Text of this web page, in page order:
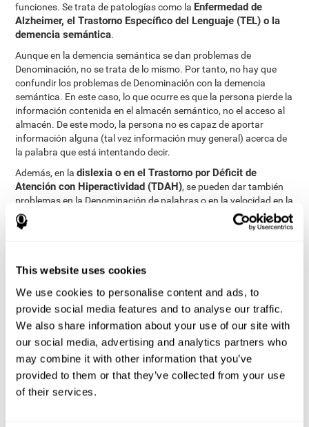
This website uses cookies
We use cookies to personalise content and ads, to
provide social media features and to analyse our traffic.
We also share information about your use of our site with
our social media, advertising and analytics partners who
may combine it with other information that you’ve
provided to them or that they’ve collected from your use
of their services.
funciones. Se trata de patologías como la Enfermedad de
Alzheimer, el Trastorno Específico del Lenguaje (TEL) o la
demencia semántica.
Aunque en la demencia semántica se dan problemas de
Denominación, no se trata de lo mismo. Por tanto, no hay que
confundir los problemas de Denominación con la demencia
semántica. En este caso, lo que ocurre es que la persona pierde la
información contenida en el almacén semántico, no el acceso al
almacén. De este modo, la persona no es capaz de aportar
información alguna (tal vez información muy general) acerca de
la palabra que está intentando decir.
Además, en ladislexia o en el Trastorno por Déficit de
Atención con Hiperactividad (TDAH), se pueden dar también
problemas en la Denominación de palabras o en la velocidad en la
que se lleva a cabo esta tarea.
capacidad de denominación?
La denominación resulta crítica para la comunicación y
aprendizaje. Es clave en la eficiencia y en la comprensión del
lenguaje. En cualquier situación en la que necesitemos referirnos
a algo, vamos a emplear la denominación.
A través de una evaluación neuropsicológica completase puede
valorar de una manera eficaz y fiable un largo rango de funciones
cognitivas, entre ellas, la capacidad de denominación. En